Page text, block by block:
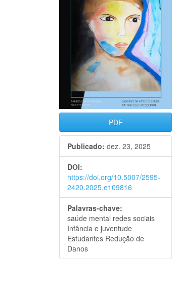
artigos
PDF
Publicado: dez. 23, 2025
DOI:
https://doi.org/10.5007/2595-
2420.2025.e109816
Palavras-chave:
saúde mental redes sociais
Infância e juventude
Estudantes Redução de
Danos